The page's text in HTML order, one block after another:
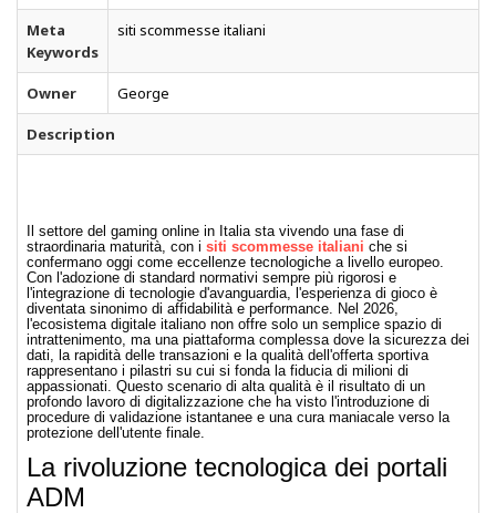
Meta
Keywords
siti scommesse italiani
Owner George
Description
Il settore del gaming online in Italia sta vivendo una fase di
straordinaria maturità, con i siti scommesse italiani che si
confermano oggi come eccellenze tecnologiche a livello europeo.
Con l'adozione di standard normativi sempre più rigorosi e
l'integrazione di tecnologie d'avanguardia, l'esperienza di gioco è
diventata sinonimo di affidabilità e performance. Nel 2026,
l'ecosistema digitale italiano non offre solo un semplice spazio di
intrattenimento, ma una piattaforma complessa dove la sicurezza dei
dati, la rapidità delle transazioni e la qualità dell'offerta sportiva
rappresentano i pilastri su cui si fonda la fiducia di milioni di
appassionati. Questo scenario di alta qualità è il risultato di un
profondo lavoro di digitalizzazione che ha visto l'introduzione di
procedure di validazione istantanee e una cura maniacale verso la
protezione dell'utente finale.
La rivoluzione tecnologica dei portali
ADM